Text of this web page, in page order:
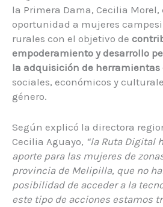
la Primera Dama, Cecilia Morel,
oportunidad a mujeres
rurales con el objetivo de
empoderamiento y desarrollo
la adquisición de
sociales, económicos y
género.
Según explicó la directora
Cecilia Aguayo, “la Ruta Digital
aporte para las mujeres de
provincia de Melipilla, que no
posibilidad de acceder a la
este tipo de acciones estamos